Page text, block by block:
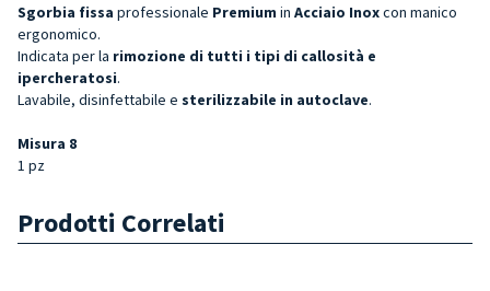
Sgorbia fissa professionale Premium in Acciaio Inoxcon manico
ergonomico.
Indicata per la rimozione di tutti i tipi di callosità e
ipercheratosi.
Lavabile, disinfettabile e sterilizzabile in autoclave.
Misura 8
1 pz
Prodotti Correlati